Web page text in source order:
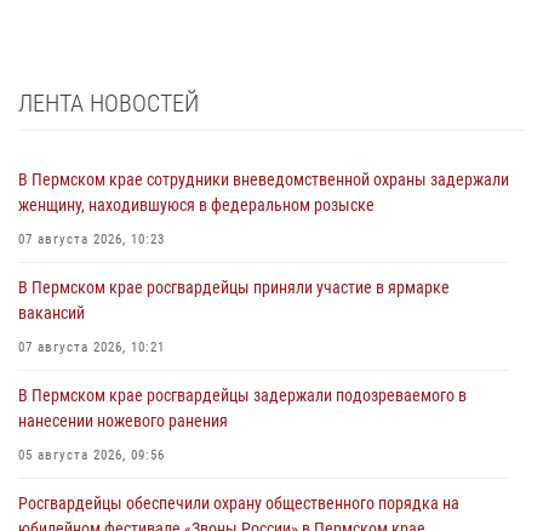
ЛЕНТА НОВОСТЕЙ
В Пермском крае сотрудники вневедомственной охраны задержали
женщину, находившуюся в федеральном розыске
07 августа 2026, 10:23
В Пермском крае росгвардейцы приняли участие в ярмарке
вакансий
07 августа 2026, 10:21
В Пермском крае росгвардейцы задержали подозреваемого в
нанесении ножевого ранения
05 августа 2026, 09:56
Росгвардейцы обеспечили охрану общественного порядка на